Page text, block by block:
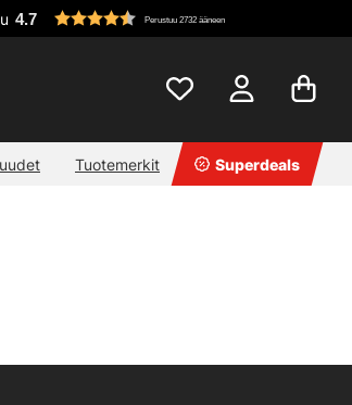
4.7 Perustuu 2732 ääneen
Tuotemerkit Superdeals